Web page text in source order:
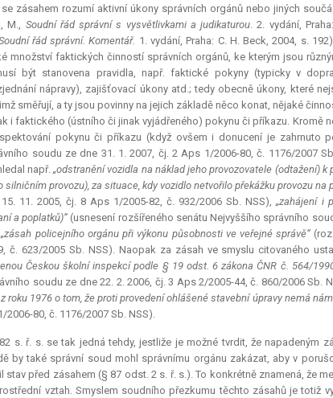
zásahem rozumí aktivní úkony správních orgánů nebo jiných
M., Soudní řád správní s vysvětlivkami a judikaturou. 2. vydání,
řád správní. Komentář. 1. vydání, Praha: C. H. Beck, 2004, s.
množství faktických činností správních orgánů, ke kterým jsou
být stanovena pravidla, např. faktické pokyny (typicky v
nápravy), zajišťovací úkony atd.; tedy obecně úkony, které
směřují, a ty jsou povinny na jejich základě něco konat, nějaké
i faktického (ústního či jinak vyjádřeného) pokynu či příkazu. Kromě
pokynu či příkazu (když ovšem i donucení je zahrnuto
soudu ze dne 31. 1. 2007, čj. 2 Aps 1/2006-80, č. 1176/2007
např.„odstranění vozidla na náklad jeho provozovatele (odtažení)
silničním provozu), za situace, kdy vozidlo netvořilo překážku provozu na
11. 2005, čj. 8 Aps 1/2005-82, č. 932/2006 Sb. NSS),„zahájení i
a poplatků)“ (usnesení rozšířeného senátu Nejvyššího správního
„zásah policejního orgánu při výkonu působnosti ve veřejné správě“
č. 623/2005 Sb. NSS). Naopak za zásah ve smyslu citovaného
Českou školní inspekcí podle § 19 odst. 6 zákona ČNR č. 564/
soudu ze dne 22. 2. 2006, čj. 3 Aps 2/2005-44, č. 860/2006 Sb.
roku 1976 o tom, že proti provedení ohlášené stavební úpravy nemá
2006-80, č. 1176/2007 Sb. NSS).
s. ř. s. se tak jedná tehdy, jestliže je možné tvrdit, že napadeným
by také správní soud mohl správnímu orgánu zakázat, aby v
stav před zásahem (§ 87 odst. 2 s. ř. s.). To konkrétně znamená, že
vztah. Smyslem soudního přezkumu těchto zásahů je totiž